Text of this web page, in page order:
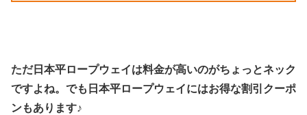
ただ日本平ロープウェイは料金が高いのがちょっとネック
ですよね。でも日本平ロープウェイにはお得な割引クーポ
ンもあります♪